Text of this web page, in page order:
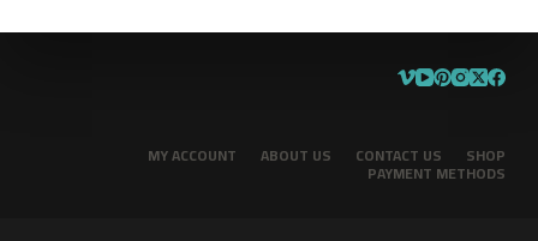
SHOP
CONTACT US
ABOUT US
MY ACCOUNT
PAYMENT METHODS